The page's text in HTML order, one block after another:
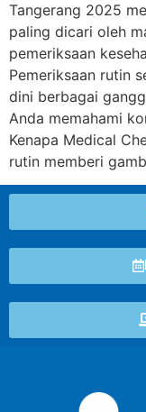
Tangerang 2025
paling dicari oleh
pemeriksaan
Pemeriksaan rutin
dini berbagai
Anda memahami
Kenapa Medical
rutin memberi